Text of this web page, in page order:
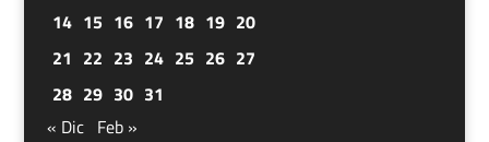
14 15 16 17 18 19 20
21 22 23 24 25 26 27
28 29 30 31
« Dic Feb »